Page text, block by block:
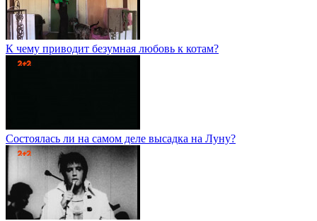
К чему приводит безумная любовь к котам?
Состоялась ли на самом деле высадка на Луну?